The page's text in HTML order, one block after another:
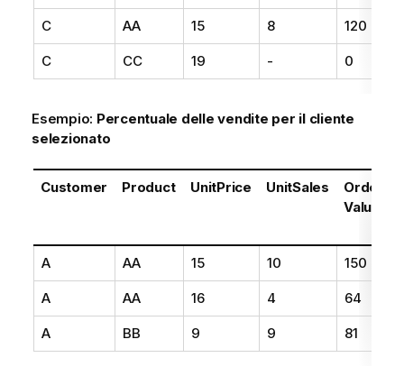
C AA 15 8 120
C CC 19 - 0
Esempio: Percentuale delle vendite per il cliente
selezionato
Customer Product UnitPrice UnitSales
Order
Value
A AA 15 10 150
A AA 16 4 64
A BB 9 9 81